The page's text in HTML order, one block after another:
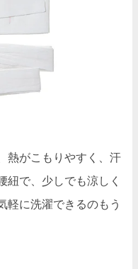
熱がこもりやすく、汗
紐で、少しでも涼しく
軽に洗濯できるのもう